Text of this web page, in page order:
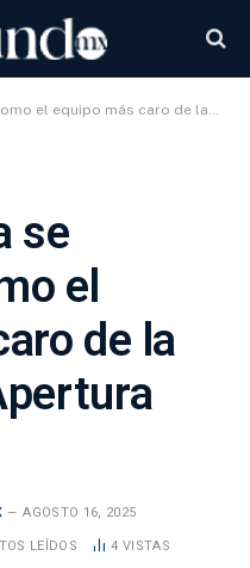
más caro de la Liga MX en Apertura 2025
se
el
de la
AGOSTO 16, 2025
LEÍDOS 4 VISTAS